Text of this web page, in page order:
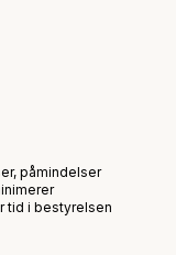
påmindelser
tid i bestyrelsen